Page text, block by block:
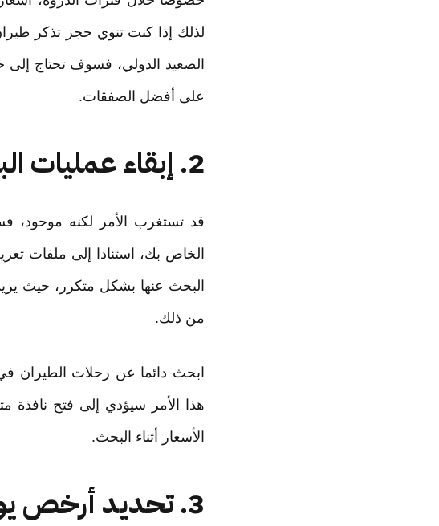
لذلك إذا كنت تنوي حجز تذكر
الصعيد الدولي، فسوف تحتاج
على أفضل الصفقات.
2. إبقاء عمليات البحث الخاصة بك سرية
قد تستغرب الأمر لكنه موحود،
الخاص بك، استنادا إلى ملفات
البحث عنها بشكل متكرر، حيث
من ذلك.
ابحث دائما عن رحلات الطيران
هذا الأمر سيؤدي إلى فتح نافذة
الأسعار أثناء البحث.
3. تحديد أرخص يوم للسفر